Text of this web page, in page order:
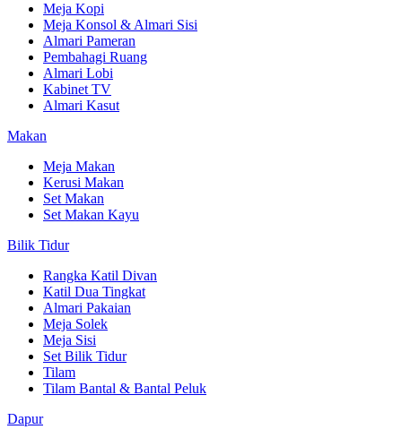
Meja Kopi
Meja Konsol & Almari Sisi
Almari Pameran
Pembahagi Ruang
Almari Lobi
Kabinet TV
Almari Kasut
Makan
Meja Makan
Kerusi Makan
Set Makan
Set Makan Kayu
Bilik Tidur
Rangka Katil Divan
Katil Dua Tingkat
Almari Pakaian
Meja Solek
Meja Sisi
Set Bilik Tidur
Tilam
Tilam Bantal & Bantal Peluk
Dapur